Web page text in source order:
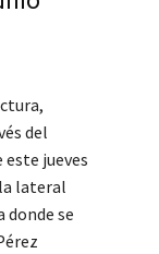
del
jueves
lateral
donde se